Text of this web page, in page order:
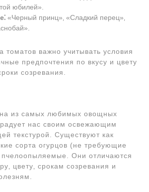
юбилей».
«Черный принц»‚ «Сладкий перец»‚
томатов важно учитывать условия
предпочтения по вкусу и цвету
созревания.
из самых любимых овощных
радует нас своим освежающим
текстурой. Существуют как
сорта огурцов (не требующие
пчелоопыляемые. Они отличаются
цвету‚ срокам созревания и